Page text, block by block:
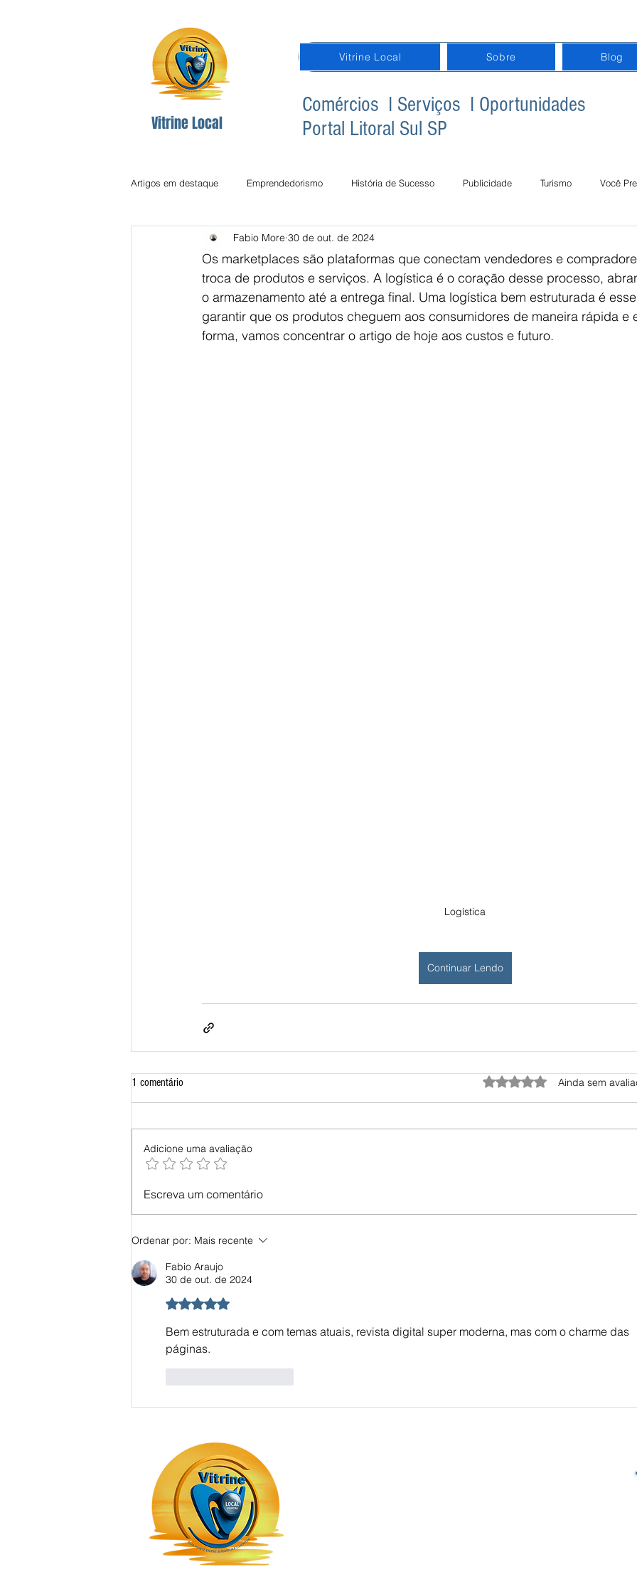
Vitrine Local
Vitrine Local Sobre Blog
Comércios I Serviços I Oportunidades
Portal Litoral Sul SP
Artigos em destaque Emprendedorismo História de Sucesso Publicidade Turismo Você
Dicas Redes Sociais Inclusão Digital na Terceira Idade
Comunicção Comunicação
Fabio More 30 de out. de 2024
Os marketplaces são plataformas que conectam vendedores e
troca de produtos e serviços. A logística é o coração desse processo,
o armazenamento até a entrega final. Uma logística bem estruturada é
garantir que os produtos cheguem aos consumidores de maneira rápida e
forma, vamos concentrar o artigo de hoje aos custos e futuro.
Logística
Continuar Lendo
1 comentário Avaliado com 0 de 5
Ainda sem
Adicione uma avaliação
Escreva um comentário
Ordenar por: Mais recente
Fabio Araujo
30 de out. de 2024
Avaliado com 5 de 5 estrelas.
Bem estruturada e com temas atuais, revista digital super moderna, mas com o charme das
páginas.